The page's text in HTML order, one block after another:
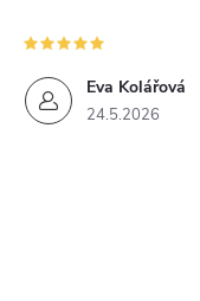
Eva Kolářová
24.5.2026